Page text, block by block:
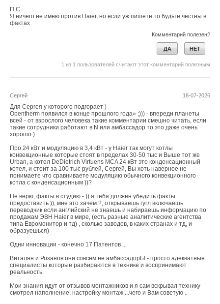
П.С.
Я ничего не имею против Haier, но если уж пишете то будьте честны в
фактах
Комментарий полезен?
ДА НЕТ
1 из 1 пользователей считают этот комментарий полезным
18-07-2026
Сергей
Для Сергея у которого подгорает )
Opentherm появился в конце прошлого года» ;))) - впереди планеты
всей - от взрослого человека такие комментарии смешно читать, если
такие сотрудники работают в N или амбассадор то это даже очень
хорошо )
Про 24 кВт и модуляцию в 3,4 кВт - у Haier так могут котлы
конвекционные которые стоят в пределах 30-50 тыс и Выше тот же
Urban, а котел DeDietrich Virtuens MCA 24 кВт это конденсационный
котел, и стоит за 100 тыс рублей, Сергей, Вы хоть наверное не
понимаете что сравниваете модуляцию обычного конвекционного
котла с конденсационным ))?
Не верю, факты в студию - )) я тебя должен убедить факты
предоставить )), мне это зачем ?, открываешь гугл включаешь
переводчик если английский не знаешь и набираешь информацию по
продажам ЭВН Haier в мире, (есть разные аналитические агентства
типа Евромонитор и тд) , сколько заводов, в каких странах и тд, и
образуешься)
Одни инновации - конечно 17 Патентов ...
Виталян и Розанов они совсем не амбассадорЫ - просто адекватные
специалисты которые разбираются в технике и воспринимают
реальность.
Мои знания идут от отзывов монтажников и я сам вскрывал технику
смотрел наполнение, настройку монтаж ...чего и Вам советую ..